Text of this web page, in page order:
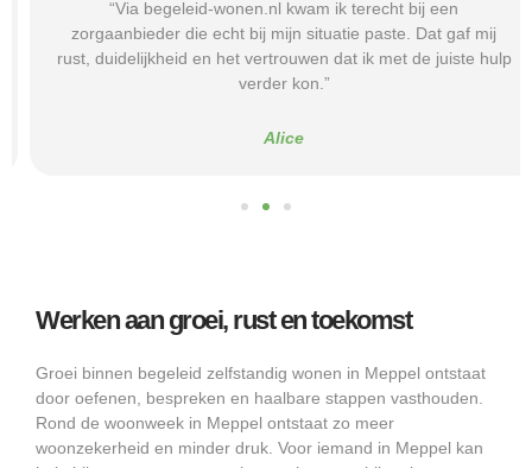
“Via begeleid-wonen.nl kwam ik terecht bij een
zorgaanbieder die echt bij mijn situatie paste. Dat gaf mij
rust, duidelijkheid en het vertrouwen dat ik met de juiste hulp
verder kon.”
Alice
Werken aan groei, rust en toekomst
Groei binnen begeleid zelfstandig wonen in Meppel ontstaat
door oefenen, bespreken en haalbare stappen vasthouden.
Rond de woonweek in Meppel ontstaat zo meer
woonzekerheid en minder druk. Voor iemand in Meppel kan